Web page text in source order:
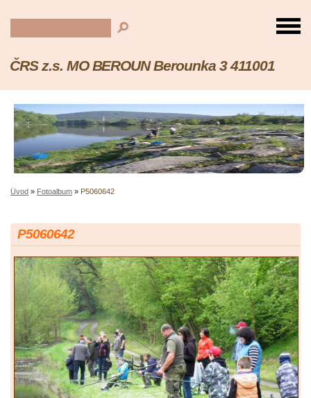
ČRS z.s. MO BEROUN Berounka 3 411001
Úvod » Fotoalbum » P5060642
P5060642